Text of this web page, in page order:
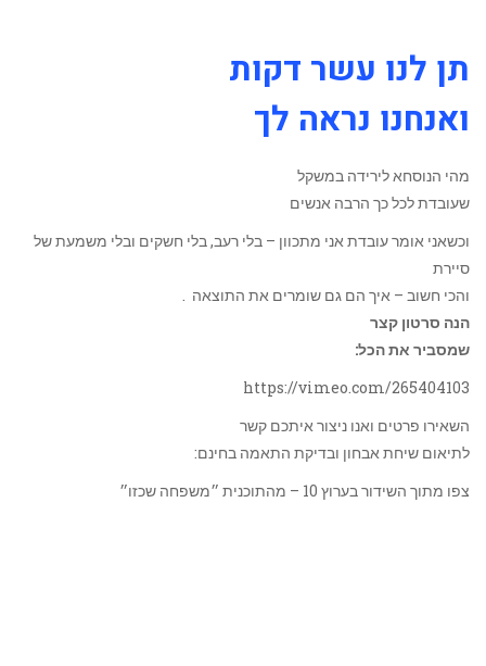
תן לנו עשר דקות
ואנחנו נראה לך
מהי הנוסחא לירידה במשקל
שעובדת לכל כך הרבה אנשים
וכשאני אומר עובדת אני מתכוון – בלי רעב, בלי חשקים ובלי משמעת של
סיירת
והכי חשוב – איך הם גם שומרים את התוצאה .
הנה סרטון קצר
שמסביר את הכל:
https://vimeo.com/265404103
השאירו פרטים ואנו ניצור איתכם קשר
לתיאום שיחת אבחון ובדיקת התאמה בחינם:
צפו מתוך השידור בערוץ 10 – מהתוכנית ״משפחה שכזו״